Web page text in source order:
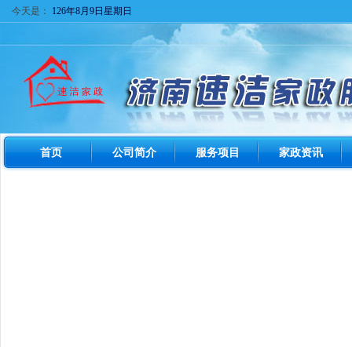
今天是： 126年8月9日星期日
首页 公司简介 服务项目 家政资讯